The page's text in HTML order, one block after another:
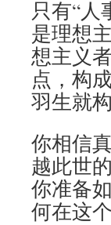
只有“
是理想
想主义
点，构
羽生就
你相信
越此世
你准备
何在这